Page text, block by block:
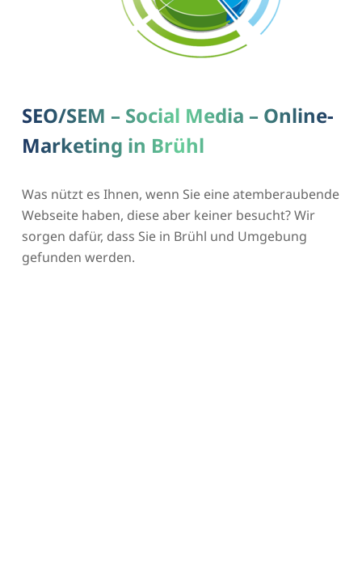
SEO/SEM – Social Media – Online-
Marketing in Brühl
Was nützt es Ihnen, wenn Sie eine atemberaubende
Webseite haben, diese aber keiner besucht? Wir
sorgen dafür, dass Sie in Brühl und Umgebung
gefunden werden.